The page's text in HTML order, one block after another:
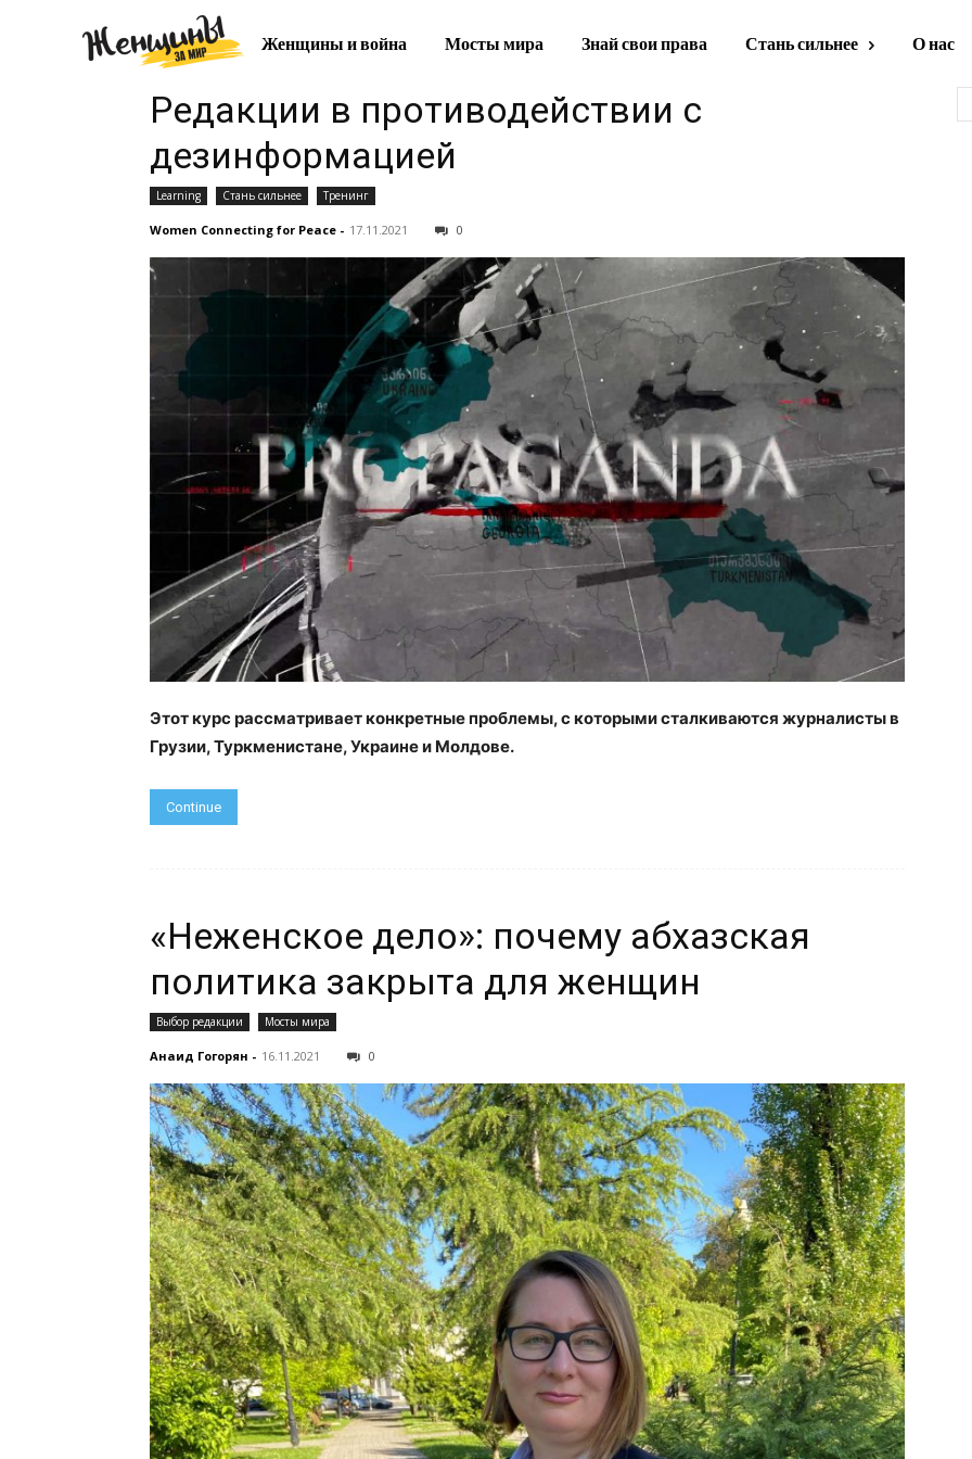
Женщины и война Мосты мира Знай свои права Стань сильнее О нас
Редакции в противодействии с
дезинформацией
Learning Стань сильнее Тренинг
Women Connecting for Peace - 17.11.2021 0
Этот курс рассматривает конкретные проблемы, с которыми сталкиваются журналисты в
Грузии, Туркменистане, Украине и Молдове.
Continue
«Неженское дело»: почему абхазская
политика закрыта для женщин
Выбор редакции Мосты мира
Анаид Гогорян - 16.11.2021 0